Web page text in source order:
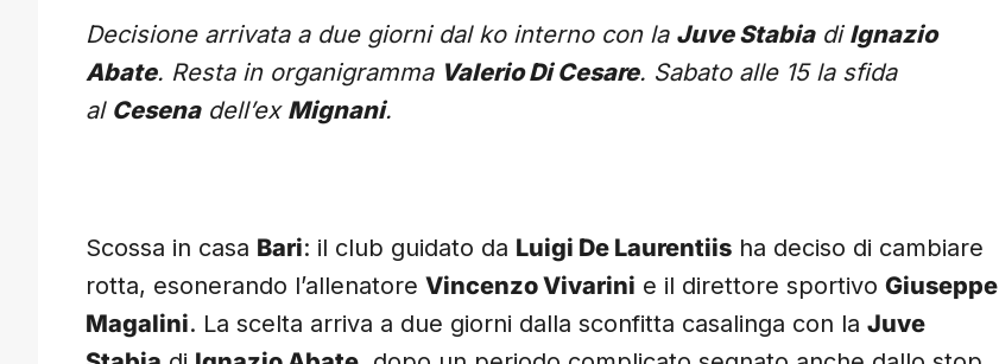
Decisione arrivata a due giorni dal ko interno con la Juve Stabiadi Ignazio
Abate. Resta in organigramma Valerio Di Cesare. Sabato alle 15 la sfida
al Cesenadell’ex Mignani.
Scossa in casa Bari: il club guidato da Luigi De Laurentiis ha deciso di cambiare
rotta, esonerando l’allenatore Vincenzo Vivarini e il direttore sportivo Giuseppe
Magalini. La scelta arriva a due giorni dalla sconfitta casalinga con la Juve